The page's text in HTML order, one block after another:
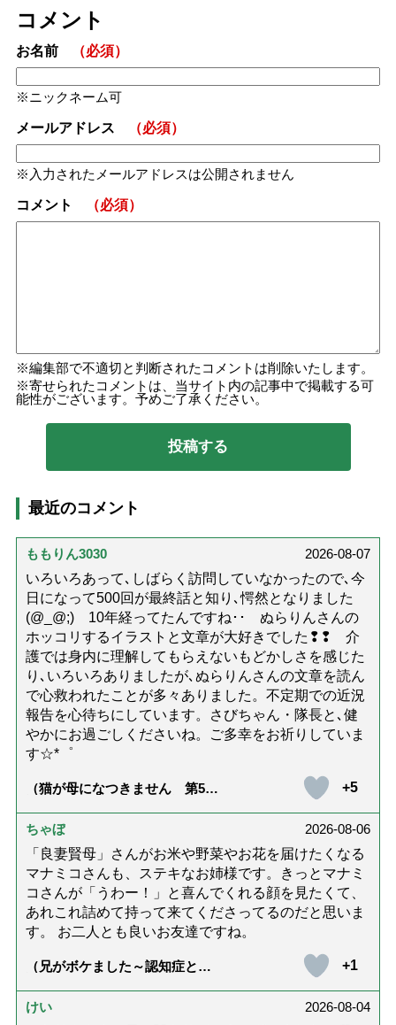
コメント
お名前 （必須）
ニックネーム可
メールアドレス （必須）
入力されたメールアドレスは公開されません
コメント （必須）
編集部で不適切と判断されたコメントは削除いたします。
寄せられたコメントは、当サイト内の記事中で掲載する可
能性がございます。予めご了承ください。
最近のコメント
ももりん3030
2026-08-07
いろいろあって､しばらく訪問していなかったので､今
日になって500回が最終話と知り､愕然となりました
(@_@;) 10年経ってたんですね･･ ぬらりんさんの
ホッコリするイラストと文章が大好きでした❢❢ 介
護では身内に理解してもらえないもどかしさを感じた
り､いろいろありましたが､ぬらりんさんの文章を読ん
で心救われたことが多々ありました。不定期での近況
報告を心待ちにしています。さびちゃん・隊長と､健
やかにお過ごしくださいね。ご多幸をお祈りしていま
す☆*゜
（猫が母になつきません 第500
+5
ちゃぼ
2026-08-06
「良妻賢母」さんがお米や野菜やお花を届けたくなる
マナミコさんも、ステキなお姉様です。きっとマナミ
コさんが「うわー！」と喜んでくれる顔を見たくて、
あれこれ詰めて持って来てくださってるのだと思いま
す。 お二人とも良いお友達ですね。
（兄がボケました～認知症と介
達』が届きました」）
+1
けい
2026-08-04